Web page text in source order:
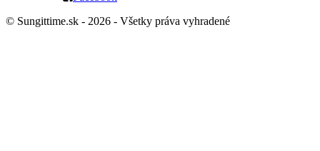
© Sungittime.sk - 2026 - Všetky práva vyhradené